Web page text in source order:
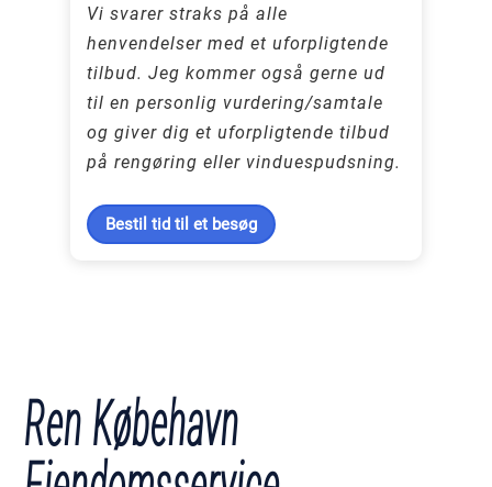
Vi svarer straks på alle
henvendelser med et uforpligtende
tilbud. Jeg kommer også gerne ud
til en personlig vurdering/samtale
og giver dig et uforpligtende tilbud
på rengøring eller vinduespudsning.
Bestil tid til et besøg
Ren Købehavn